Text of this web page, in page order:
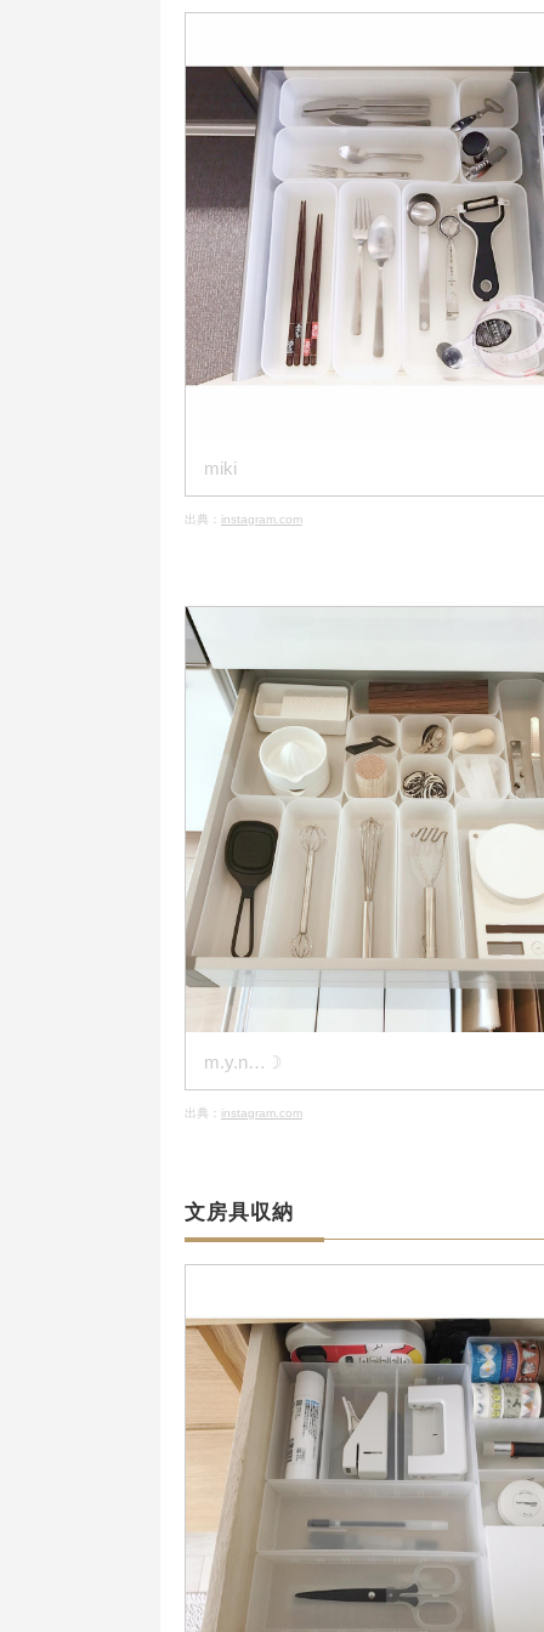
miki
出典： instagram.com
m.y.n…☽
出典： instagram.com
文房具収納